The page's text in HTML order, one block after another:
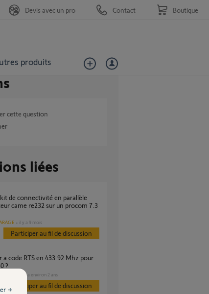
produits
Devis avec un pro Contact Boutique
cette question
liées
came re232 sur un procom 7.3
il y a 9 mois
Participer au fil de discussion
?
il y a environ 2 ans
Participer au fil de discussion
→